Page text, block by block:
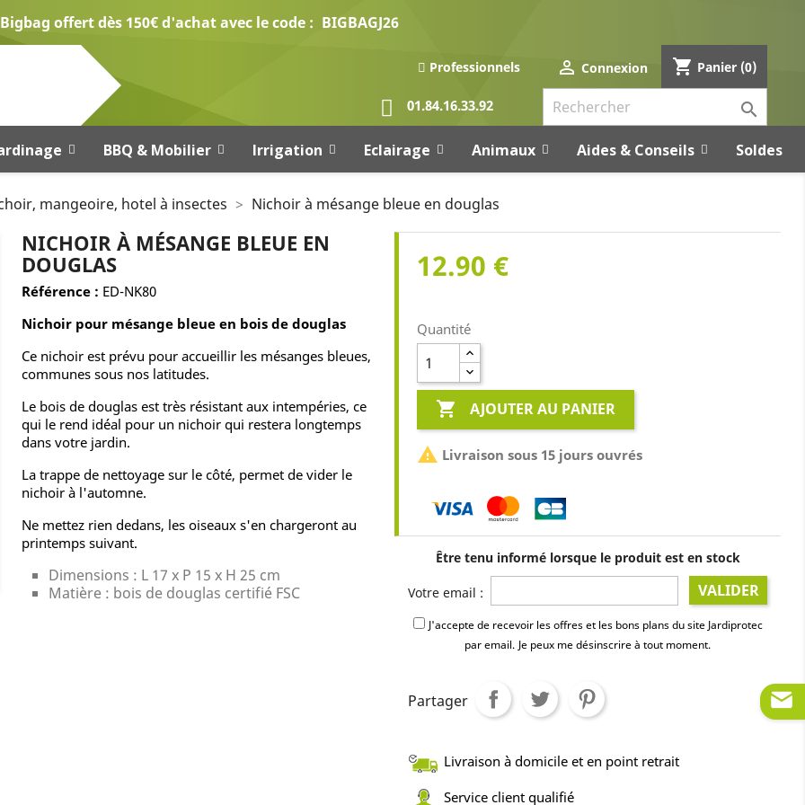
Bigbag offert dès 150€ d'achat avec le code : BIGBAGJ26
Professionnels  Connexion shopping_cart Panier (0)
01.84.16.33.92 
BBQ & Mobilier Irrigation Eclairage Animaux Aides & Conseils Soldes
mangeoire, hotel à insectes Nichoir à mésange bleue en douglas
NICHOIR À MÉSANGE BLEUE EN
DOUGLAS
Référence : ED-NK80
Nichoir pour mésange bleue en bois de douglas
Ce nichoir est prévu pour accueillir les mésanges bleues,
communes sous nos latitudes.
Le bois de douglas est très résistant aux intempéries, ce
qui le rend idéal pour un nichoir qui restera longtemps
dans votre jardin.
La trappe de nettoyage sur le côté, permet de vider le
nichoir à l'automne.
Ne mettez rien dedans, les oiseaux s'en chargeront au
printemps suivant.
Dimensions : L 17 x P 15 x H 25 cm
Matière : bois de douglas certifié FSC
12.90 €
Quantité
 AJOUTER AU PANIER
 Livraison sous 15 jours ouvrés
Être tenu informé lorsque le produit est en stock
Votre email : VALIDER
J'accepte de recevoir les offres et les bons plans du site Jardiprotec
par email. Je peux me désinscrire à tout moment.
Partager
Livraison à domicile et en point retrait
Service client qualifié